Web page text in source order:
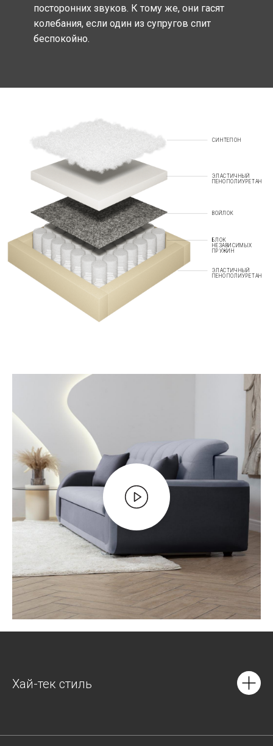
посторонних звуков. К тому же, они гасят
колебания, если один из супругов спит
беспокойно.
СИНТЕПОН
ЭЛАСТИЧНЫЙ
ПЕНОПОЛИУРЕТАН
ВОЙЛОК
БЛОК
НЕЗАВИСИМЫХ
ПРУЖИН
ЭЛАСТИЧНЫЙ
ПЕНОПОЛИУРЕТАН
Хай-тек стиль